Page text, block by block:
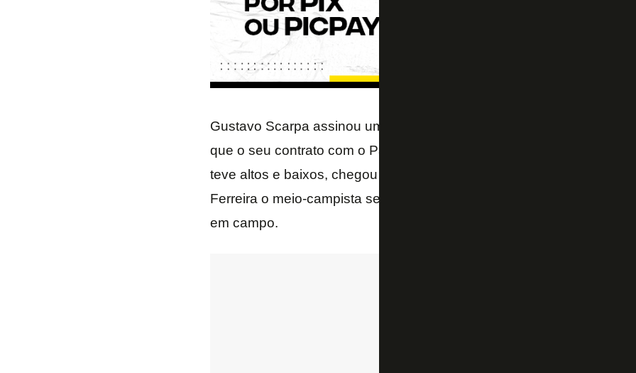
Gustavo Scarpa assinou um pré-contrato com os ingleses e deixará
que o seu contrato com o Palmeiras se encerrar no final do ano.
teve altos e baixos, chegou a ser titular absoluto e reserva que não
Ferreira o meio-campista se mostrou muito versátil e vem garantindo
em campo.